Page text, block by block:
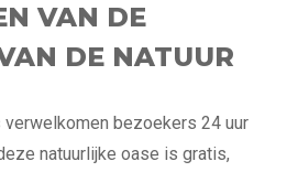
VAN DE
DE NATUUR
bezoekers 24 uur
natuurlijke oase is gratis,